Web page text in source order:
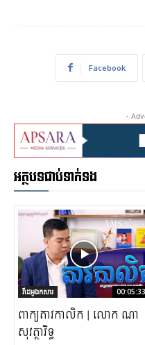
Facebook
-
អត្ថបទជាប់ទាក់ទង
វីដេអូឯកសារ 00:05:33
ពាក្យតាវកាលិក | លោក ណា
សុវត្ថាវិទ្ធ